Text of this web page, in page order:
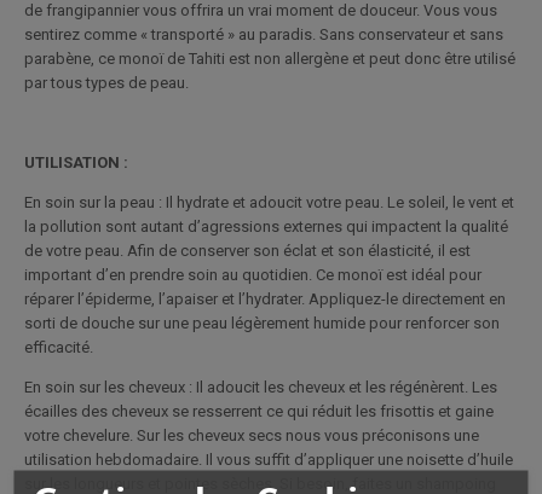
de frangipannier vous offrira un vrai moment de douceur. Vous vous
sentirez comme « transporté » au paradis. Sans conservateur et sans
parabène, ce monoï de Tahiti est non allergène et peut donc être utilisé
par tous types de peau.
UTILISATION :
En soin sur la peau : Il hydrate et adoucit votre peau. Le soleil, le vent et
la pollution sont autant d’agressions externes qui impactent la qualité
de votre peau. Afin de conserver son éclat et son élasticité, il est
important d’en prendre soin au quotidien. Ce monoï est idéal pour
réparer l’épiderme, l’apaiser et l’hydrater. Appliquez-le directement en
sorti de douche sur une peau légèrement humide pour renforcer son
efficacité.
En soin sur les cheveux : Il adoucit les cheveux et les régénèrent. Les
écailles des cheveux se resserrent ce qui réduit les frisottis et gaine
votre chevelure. Sur les cheveux secs nous vous préconisons une
utilisation hebdomadaire. Il vous suffit d’appliquer une noisette d’huile
sur les longueurs et pointes sèches. Si besoin, faites un shampoing